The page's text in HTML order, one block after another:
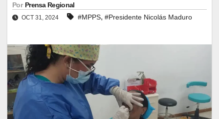
Por Prensa Regional
OCT 31, 2024 #MPPS, #Presidente Nicolás Maduro